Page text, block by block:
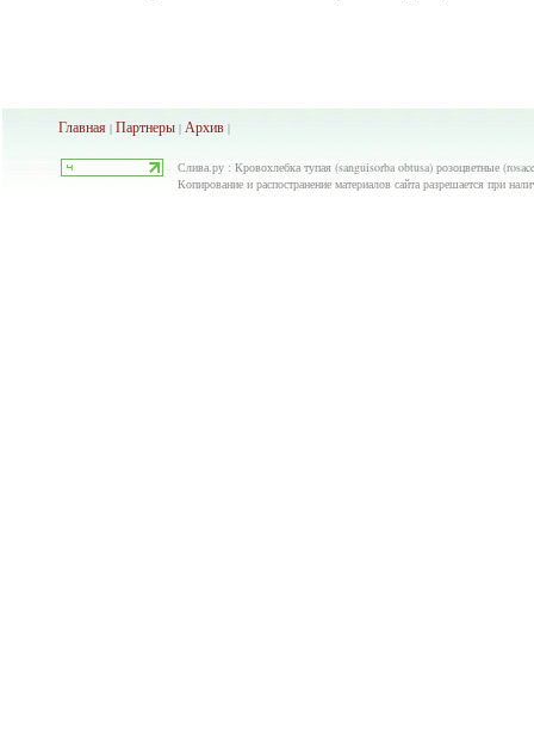
Главная| Партнеры| Архив|
Слива.ру : Кровохлебка тупая (sanguisorba obtusa) розоцветные
Копирование и распостранение материалов сайта разрешается при